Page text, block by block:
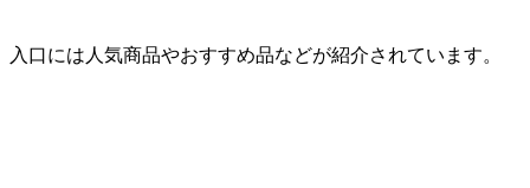
入口には人気商品やおすすめ品などが紹介されています。